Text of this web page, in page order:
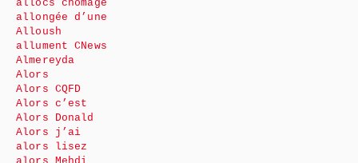
allocs chômage
allongée d’une
Alloush
allument CNews
Almereyda
Alors
Alors CQFD
Alors c’est
Alors Donald
Alors j’ai
alors lisez